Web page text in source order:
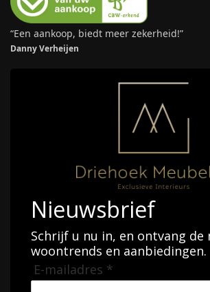
“Een aankoop, biedt meer zekerheid!”
Danny Verheijen
Nieuwsbrief
Schrijf u nu in, en ontvang de
woontrends en aanbiedingen.
E-mailadres *